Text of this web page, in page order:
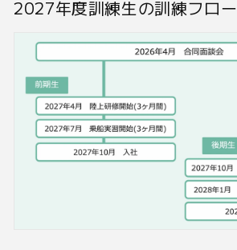
2027年度訓練生の訓練フロー